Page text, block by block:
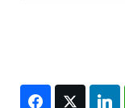
FacebookTwitter